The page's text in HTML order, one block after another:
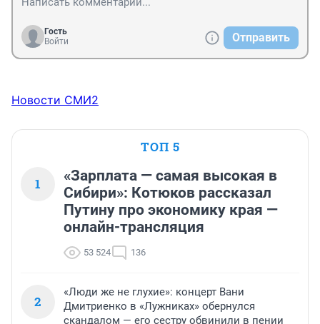
Гость
Войти
Отправить
Новости СМИ2
ТОП 5
1
«Зарплата — самая высокая в
Сибири»: Котюков рассказал
Путину про экономику края —
онлайн-трансляция
53 524 136
2
«Люди же не глухие»: концерт Вани
Дмитриенко в «Лужниках» обернулся
скандалом — его сестру обвинили в пении